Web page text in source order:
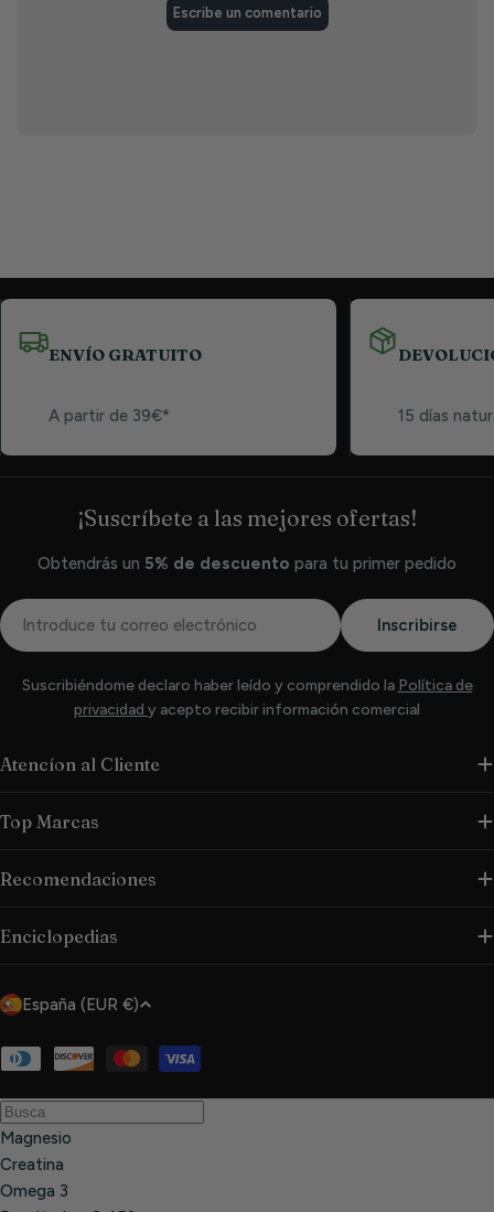
ENVÍO GRATUITO
A partir de 39€* 15 días
¡Suscríbete a las mejores ofertas!
Obtendrás un 5% de descuento para tu primer pedido
Correo
electrónico
Inscribirse
Suscribiéndome declaro haber leído y comprendido la Política de
privacidad y acepto recibir información comercial
Atencíon al Cliente
Top Marcas
Recomendaciones
Enciclopedias
P
í
s
/
r
e
g
España (EUR €)
Métodos
pago
Magnesio
Creatina
Omega 3